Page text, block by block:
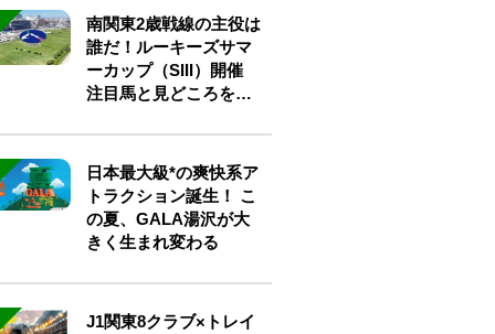
南関東2歳戦線の主役は
誰だ！ルーキーズサマ
ーカップ（SIII）開催
注目馬と見どころをチ
日本最大級*の爽快系ア
トラクション誕生！ こ
の夏、GALA湯沢が大
きく生まれ変わる
J1関東8クラブ×トレイ